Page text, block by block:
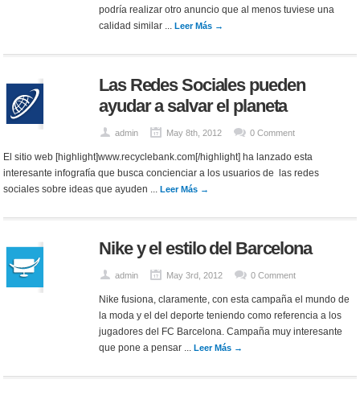
podría realizar otro anuncio que al menos tuviese una
calidad similar ... Leer Más →
Las Redes Sociales pueden
ayudar a salvar el planeta
admin May 8th, 2012 0 Comment
El sitio web [highlight]www.recyclebank.com[/highlight] ha lanzado esta
interesante infografía que busca concienciar a los usuarios de las redes
sociales sobre ideas que ayuden ...Leer Más →
Nike y el estilo del Barcelona
admin May 3rd, 2012 0 Comment
Nike fusiona, claramente, con esta campaña el mundo de
la moda y el del deporte teniendo como referencia a los
jugadores del FC Barcelona. Campaña muy interesante
que pone a pensar ... Leer Más →